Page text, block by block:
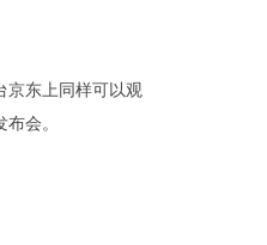
京东上同样可以观
会。